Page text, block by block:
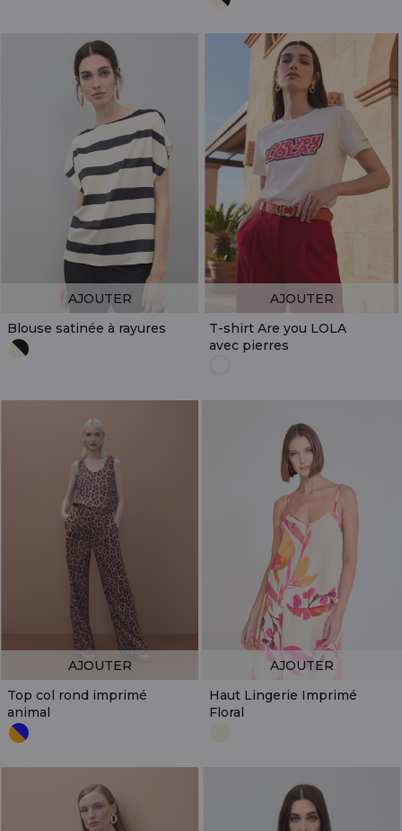
Blouse satinée à rayures
AJOUTER
T-shirt Are you LOLA
avec pierres
AJOUTER
Top col rond imprimé
animal
AJOUTER
Haut Lingerie Imprimé
Floral
AJOUTER